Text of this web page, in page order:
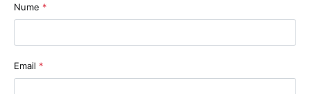
Nume *
Email *